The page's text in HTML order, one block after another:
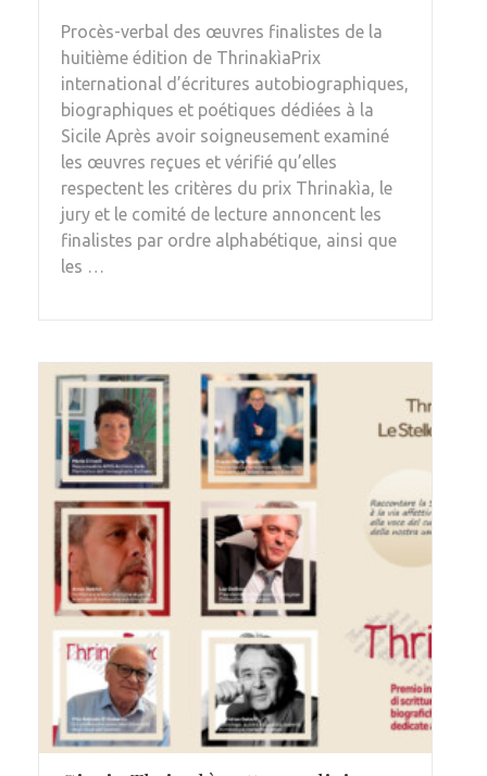
Procès-verbal des œuvres finalistes de la
huitième édition de ThrinakìaPrix
international d’écritures autobiographiques,
biographiques et poétiques dédiées à la
Sicile Après avoir soigneusement examiné
les œuvres reçues et vérifié qu’elles
respectent les critères du prix Thrinakìa, le
jury et le comité de lecture annoncent les
finalistes par ordre alphabétique, ainsi que
les …